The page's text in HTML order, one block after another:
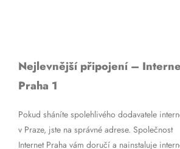
Nejlevnější připojení –
Praha 1
Pokud sháníte spolehlivého dodavatele
v Praze, jste na správné adrese. Společnost
Internet Praha vám doručí a nainstaluje